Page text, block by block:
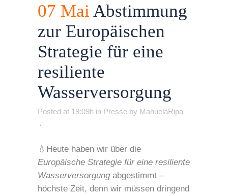
07 Mai Abstimmung
zur Europäischen
Strategie für eine
resiliente
Wasserversorgung
Posted at 19:09h in Presse by ManuelaRipa
💧Heute haben wir über die
Europäische Strategie für eine resiliente
Wasserversorgungabgestimmt –
höchste Zeit, denn wir müssen dringend